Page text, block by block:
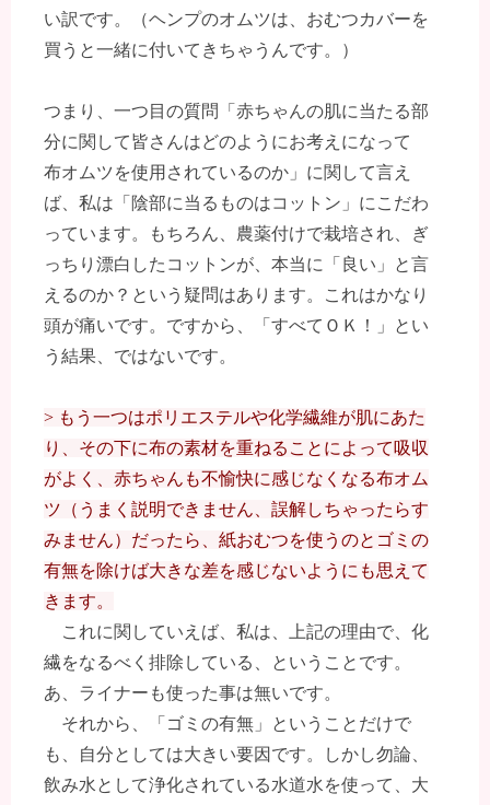
い訳です。（ヘンプのオムツは、おむつカバーを
買うと一緒に付いてきちゃうんです。）
つまり、一つ目の質問「赤ちゃんの肌に当たる部
分に関して皆さんはどのようにお考えになって
布オムツを使用されているのか」に関して言え
ば、私は「陰部に当るものはコットン」にこだわ
っています。もちろん、農薬付けで栽培され、ぎ
っちり漂白したコットンが、本当に「良い」と言
えるのか？という疑問はあります。これはかなり
頭が痛いです。ですから、「すべてＯＫ！」とい
う結果、ではないです。
> もう一つはポリエステルや化学繊維が肌にあた
り、その下に布の素材を重ねることによって吸収
がよく、赤ちゃんも不愉快に感じなくなる布オム
ツ（うまく説明できません、誤解しちゃったらす
みません）だったら、紙おむつを使うのとゴミの
有無を除けば大きな差を感じないようにも思えて
きます。
これに関していえば、私は、上記の理由で、化
繊をなるべく排除している、ということです。
あ、ライナーも使った事は無いです。
それから、「ゴミの有無」ということだけで
も、自分としては大きい要因です。しかし勿論、
飲み水として浄化されている水道水を使って、大